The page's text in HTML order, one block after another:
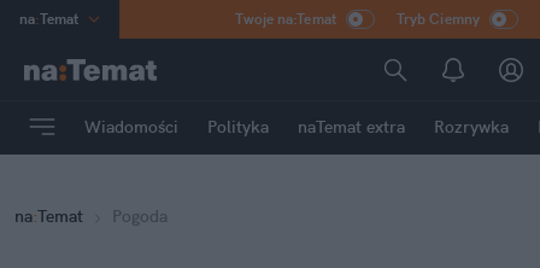
na:Temat
Poland
mama
Rozrywka
Twoje na:Temat Tryb Ciemny
Wiadomości Polityka naTemat extra Rozrywka
na:Temat Pogoda